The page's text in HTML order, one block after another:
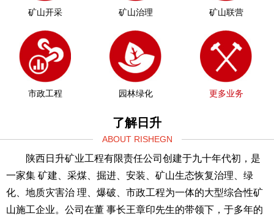
矿山开采 矿山治理 矿山联营
市政工程 园林绿化 更多业务
了解日升
ABOUT RISHEGN
陕西日升矿业工程有限责任公司创建于九十年代初，是
一家集 矿建、采煤、掘进、安装、矿山生态恢复治理、绿
化、地质灾害治 理、爆破、市政工程为一体的大型综合性矿
山施工企业。公司在董 事长王章印先生的带领下，于多年的